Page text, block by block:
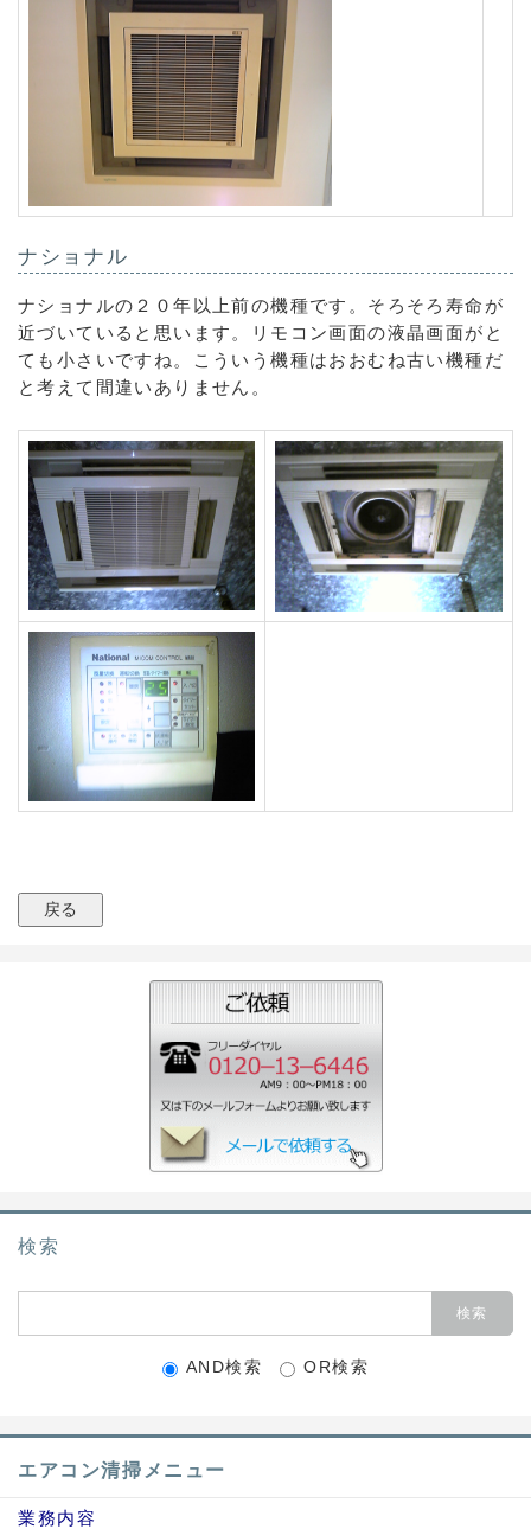
ナショナル
ナショナルの２０年以上前の機種です。そろそろ寿命が
近づいていると思います。リモコン画面の液晶画面がと
ても小さいですね。こういう機種はおおむね古い機種だ
と考えて間違いありません。
検索
AND検索 OR検索
エアコン清掃メニュー
業務内容